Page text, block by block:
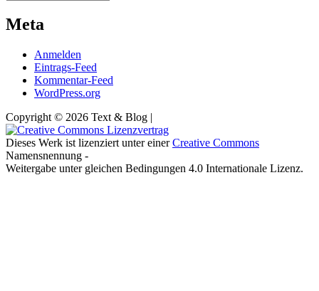
Meta
Anmelden
Eintrags-Feed
Kommentar-Feed
WordPress.org
Copyright © 2026 Text & Blog |
Dieses Werk ist lizenziert unter einerCreative Commons
Namensnennung -
Weitergabe unter gleichen Bedingungen 4.0 Internationale Lizenz.